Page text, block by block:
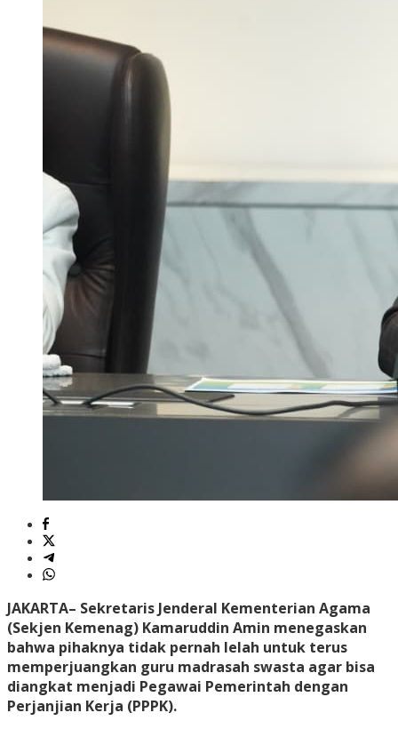
JAKARTA– Sekretaris Jenderal Kementerian Agama
(Sekjen Kemenag) Kamaruddin Amin menegaskan
bahwa pihaknya tidak pernah lelah untuk terus
memperjuangkan guru madrasah swasta agar bisa
diangkat menjadi Pegawai Pemerintah dengan
Perjanjian Kerja (PPPK).